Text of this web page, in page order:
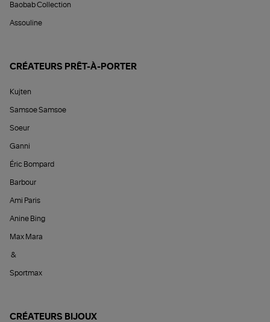
Baobab Collection
Assouline
CRÉATEURS PRÊT-À-PORTER
Kujten
Samsoe Samsoe
Soeur
Ganni
Éric Bompard
Barbour
Ami Paris
Anine Bing
Max Mara
&
Sportmax
CRÉATEURS BIJOUX